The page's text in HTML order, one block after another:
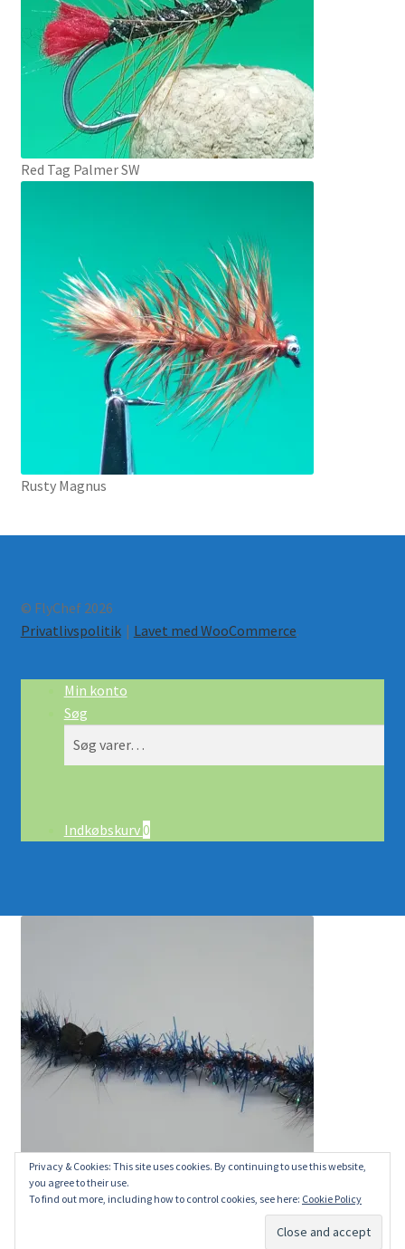
Red Tag Palmer SW
Rusty Magnus
© FlyChef 2026
Privatlivspolitik
Lavet med WooCommerce.
Min konto
Søg
efter:
Indkøbskurv0
Privacy & Cookies: This site uses cookies. By continuing to use this website,
you agree to their use.
To find out more, including how to control cookies, see here: Cookie Policy